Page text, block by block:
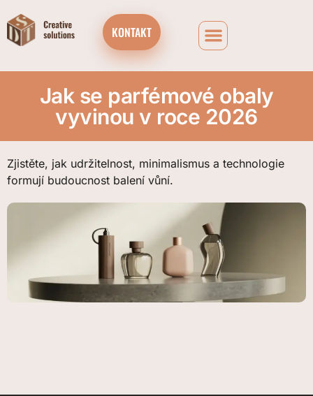
KONTAKT
Jak se parfémové obaly
vyvinou v roce 2026
Zjistěte, jak udržitelnost, minimalismus a technologie
formují budoucnost balení vůní.